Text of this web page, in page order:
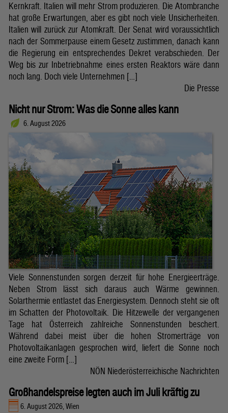
Kernkraft. Italien will mehr Strom produzieren. Die Atombranche
hat große Erwartungen, aber es gibt noch viele Unsicherheiten.
Italien will zurück zur Atomkraft. Der Senat wird voraussichtlich
nach der Sommerpause einem Gesetz zustimmen, danach kann
die Regierung ein entsprechendes Dekret verabschieden. Der
Weg bis zur Inbetriebnahme eines ersten Reaktors wäre dann
noch lang. Doch viele Unternehmen […]
Die Presse
Nicht nur Strom: Was die Sonne alles kann
6. August 2026
Viele Sonnenstunden sorgen derzeit für hohe Energieerträge.
Neben Strom lässt sich daraus auch Wärme gewinnen.
Solarthermie entlastet das Energiesystem. Dennoch steht sie oft
im Schatten der Photovoltaik. Die Hitzewelle der vergangenen
Tage hat Österreich zahlreiche Sonnenstunden beschert.
Während dabei meist über die hohen Stromerträge von
Photovoltaikanlagen gesprochen wird, liefert die Sonne noch
eine zweite Form […]
NÖN Niederösterreichische Nachrichten
Großhandelspreise legten auch im Juli kräftig zu
6. August 2026, Wien